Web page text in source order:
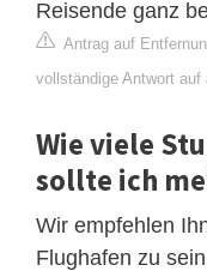
Reisende ganz
Antrag auf
vollständige Antwort auf
Wie viele
sollte ich
Wir empfehlen
Flughafen zu